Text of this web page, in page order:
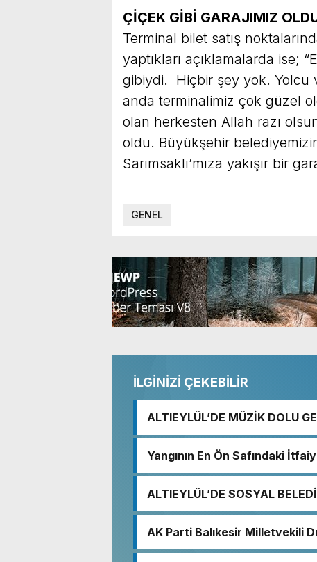
ÇİÇEK GİBİ GARAJIMIZ
Terminal bilet satış
yaptıkları açıklamalarda ise;
gibiydi. Hiçbir şey yok. Yolcu
anda terminalimiz çok güzel
olan herkesten Allah razı
oldu. Büyükşehir
Sarımsaklı’mıza yakışır bir
GENEL
İLGİNİZİ ÇEKEBİLİR
ALTIEYLÜL’DE MÜZİK DOLU
Yangının En Ön Safındaki
ALTIEYLÜL’DE SOSYAL
AK Parti Balıkesir Milletvekili